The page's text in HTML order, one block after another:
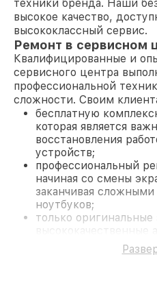
техники бренда. Наши
высокое качество,
высококлассный сервис.
Ремонт в сервисном
Квалифицированные и
сервисного центра
профессиональной
сложности. Своим
бесплатную
которая является
восстановления
устройств;
профессиональный
начиная со смены
заканчивая
ноутбуков;
только оригинальные
согласования с
На все работы и